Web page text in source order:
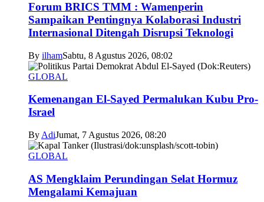
Forum BRICS TMM : Wamenperin
Sampaikan Pentingnya Kolaborasi Industri
Internasional Ditengah Disrupsi Teknologi
By ilhamSabtu, 8 Agustus 2026, 08:02
GLOBAL
Kemenangan El-Sayed Permalukan Kubu Pro-
Israel
By AdiJumat, 7 Agustus 2026, 08:20
GLOBAL
AS Mengklaim Perundingan Selat Hormuz
Mengalami Kemajuan